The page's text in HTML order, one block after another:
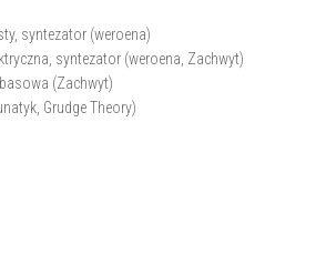
syntezator (weroena)
syntezator (weroena, Zachwyt)
(Zachwyt)
Grudge Theory)